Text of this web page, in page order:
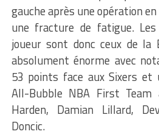
gauche après une opération
une fracture de fatigue.
joueur sont donc ceux de
absolument énorme avec
53 points face aux Sixers et
All-Bubble NBA First Team
Harden, Damian Lillard,
Doncic.